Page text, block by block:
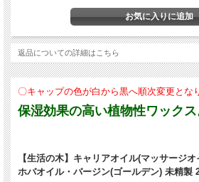
返品についての詳細はこちら
〇キャップの色が白から黒へ順次変更とな
保湿効果の高い植物性ワックス
【生活の木】キャリアオイル(マッサージ
ホバオイル・バージン(ゴールデン) 未精製